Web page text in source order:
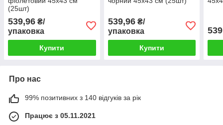
(25шт)
539,96 ₴/
упаковка
Купити
539,96₴/
упаковка
Купити
Про нас
99% позитивних з 140 відгуків за рік
Працює з 05.11.2021